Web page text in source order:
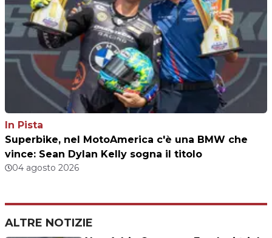
In Pista
Superbike, nel MotoAmerica c'è una BMW che
vince: Sean Dylan Kelly sogna il titolo
04 agosto 2026
ALTRE NOTIZIE